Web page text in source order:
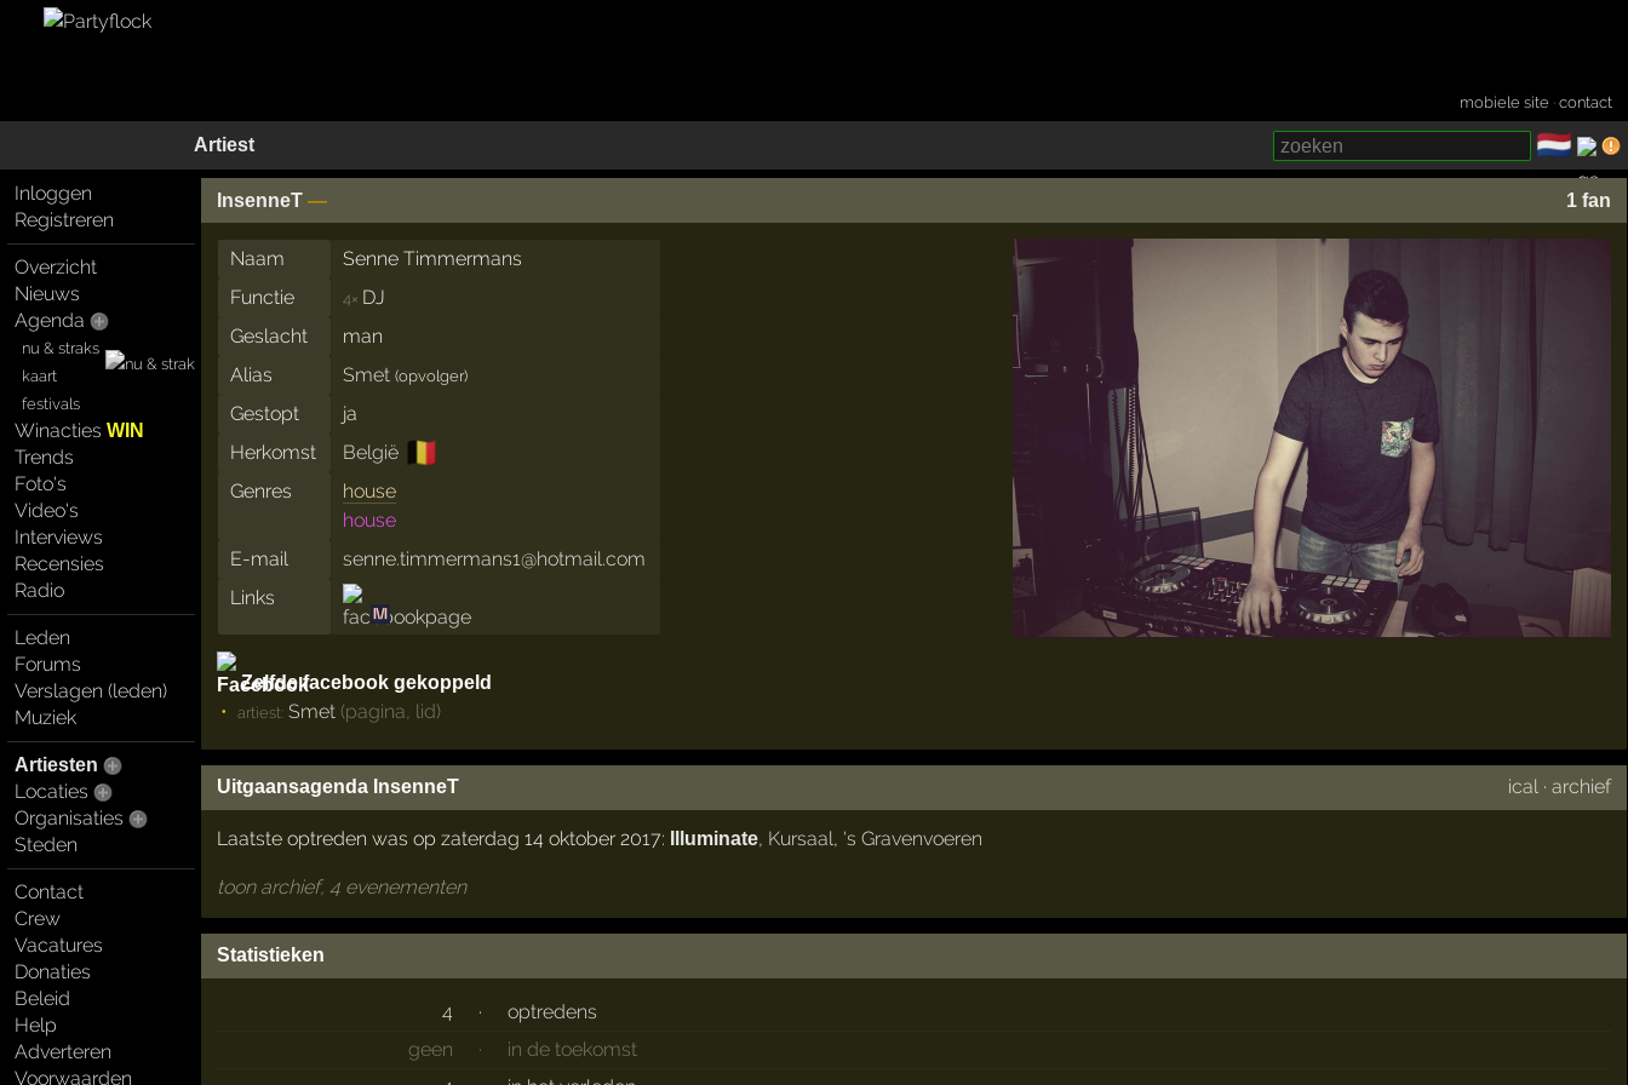
mobiele site ·contact
Artiest 🇳🇱
Inloggen
Registreren
Overzicht
Nieuws
Agenda
nu & straks
kaart
festivals
WinactiesWIN
Trends
Foto's
Video's
Interviews
Recensies
Radio
Leden
Forums
Verslagen (leden)
Muziek
Artiesten
Locaties
Organisaties
Steden
Contact
Crew
Vacatures
Donaties
Beleid
Help
Adverteren
Voorwaarden
InsenneT — 1 fan
Naam
Senne Timmermans
Functie
4× DJ
Geslacht
man
Alias
Smet (opvolger)
Gestopt
ja
Herkomst
België 🇧🇪
Genres
house
house
E-mail
senne.timmermans1@hotmail.com
Links
Zelfde facebook gekoppeld
artiest: Smet (pagina, lid)
Uitgaansagenda InsenneT ical ·archief
Laatste optreden was op zaterdag 14 oktober 2017: Illuminate, Kursaal, 's Gravenvoeren
toon archief, 4 evenementen
Statistieken
4 ·
optredens
geen
·
in de toekomst